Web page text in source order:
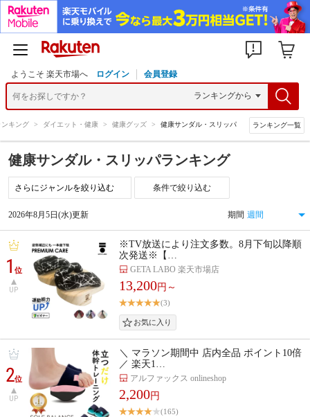
ようこそ 楽天市場へ ログイン 会員登録
ンキング > ダイエット・健康 > 健康グッズ > 健康サンダル・スリッパ ランキング一覧
健康サンダル・スリッパランキング
条件で絞り込む
2026年8月5日(水)更新 期間
1位
UP
※TV放送により注文多数。8月下旬以降順
次発送※【…
GETA LABO 楽天市場店
13,200円～
(3)
2位
UP
＼ マラソン期間中 店内全品 ポイント10倍
／ 楽天1…
アルファックス onlineshop
2,200円
(165)